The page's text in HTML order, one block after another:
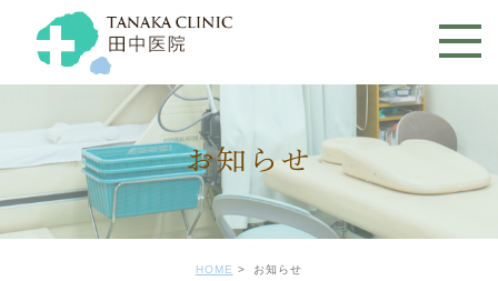
お知らせ
HOME お知らせ